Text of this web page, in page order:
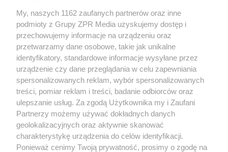
rozpowszechniany lub dalej rozpowszechniany w jakikolwiek sposób
(w tym także elektroniczny lub mechaniczny) na jakimkolwiek polu
eksploatacji w jakiejkolwiek formie, włącznie z umieszczaniem w
Internecie bez pisemnej zgody właściciela praw. Jakiekolwiek użycie
lub wykorzystanie utworów w całości lub w części z naruszeniem
prawa, tzn. bez właściwej zgody, jest zabronione pod groźbą kary i
może być ścigane prawnie.
O nas
My, naszych 1162 zaufanych partnerów oraz inne
podmioty z Grupy ZPR Media uzyskujemy dostęp i
przechowujemy informacje na urządzeniu oraz
przetwarzamy dane osobowe, takie jak unikalne
identyfikatory, standardowe informacje wysyłane przez
urządzenie czy dane przeglądania w celu zapewniania
spersonalizowanych reklam, wybór spersonalizowanych
treści, pomiar reklam i treści, badanie odbiorców oraz
ulepszanie usług. Za zgodą Użytkownika my i Zaufani
Partnerzy możemy używać dokładnych danych
geolokalizacyjnych oraz aktywnie skanować
charakterystykę urządzenia do celów identyfikacji.
Ponieważ cenimy Twoją prywatność, prosimy o zgodę na